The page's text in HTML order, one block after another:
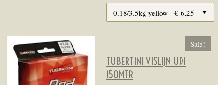
Sale!
TUBERTINI VISLIJN UD1
150MTR